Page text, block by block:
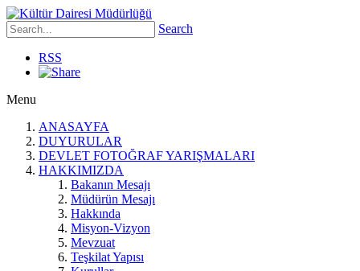
Search
RSS
Menu
ANASAYFA
DUYURULAR
DEVLET FOTOĞRAF YARIŞMALARI
HAKKIMIZDA
Bakanın Mesajı
Müdürün Mesajı
Hakkında
Misyon-Vizyon
Mevzuat
Teşkilat Yapısı